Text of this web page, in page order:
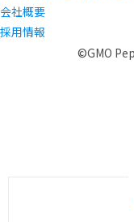
会社概要
採用情報
©GMO